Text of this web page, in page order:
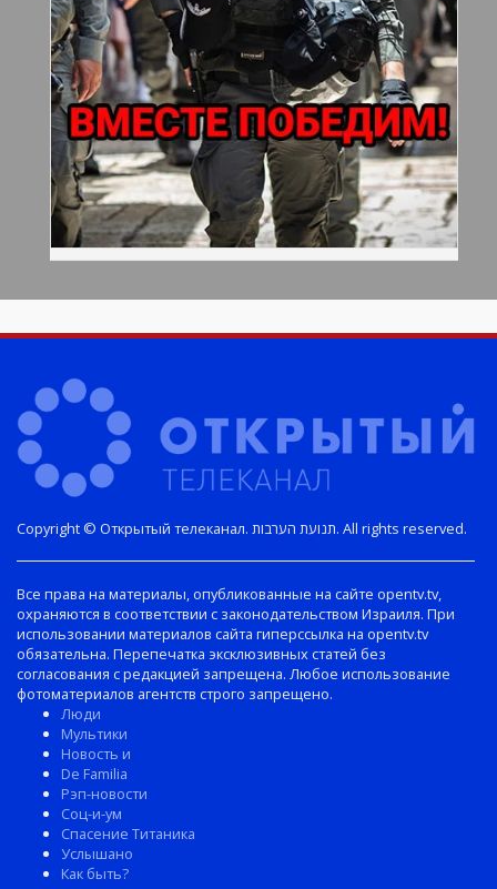
Copyright © Открытый телеканал. תנועת הערבות. All rights reserved.
Все права на материалы, опубликованные на сайте opentv.tv,
охраняются в соответствии с законодательством Израиля. При
использовании материалов сайта гиперссылка на opentv.tv
обязательна. Перепечатка эксклюзивных статей без
согласования с редакцией запрещена. Любое использование
фотоматериалов агентств строго запрещено.
Люди
Мультики
Новость и
De Familia
Рэп-новости
Соц-и-ум
Спасение Титаника
Услышано
Как быть?